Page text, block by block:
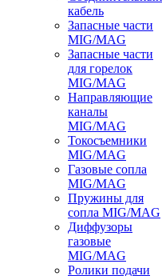
кабель
Запасные части
MIG/MAG
Запасные части
для горелок
MIG/MAG
Направляющие
каналы
MIG/MAG
Токосъемники
MIG/MAG
Газовые сопла
MIG/MAG
Пружины для
сопла MIG/MAG
Диффузоры
газовые
MIG/MAG
Ролики подачи